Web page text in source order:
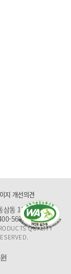
지 개선의견
삼동 1159)
5600
QUALITY